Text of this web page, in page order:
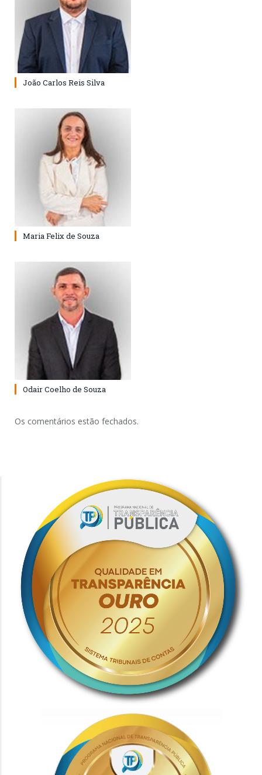
João Carlos Reis Silva
Maria Felix de Souza
Odair Coelho de Souza
Os comentários estão fechados.